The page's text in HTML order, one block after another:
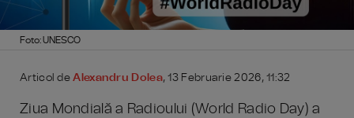
Foto: UNESCO
Articol deAlexandru Dolea, 13 Februarie 2026, 11:32
Ziua Mondială a Radioului (World Radio Day) a